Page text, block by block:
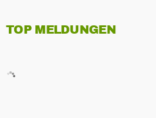
TOP MELDUNGEN